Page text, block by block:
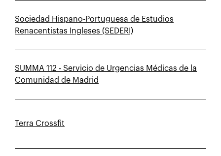
Sociedad Hispano-Portuguesa de Estudios
Renacentistas Ingleses (SEDERI)
SUMMA 112 - Servicio de Urgencias Médicas de la
Comunidad de Madrid
Terra Crossfit